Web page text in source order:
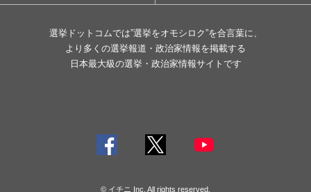
選挙ドットコムでは”選挙をオモシロク”を合言葉に、
より多くの選挙報道・政治家情報を掲載する
日本最大級の選挙・政治家情報サイトです
© イチニ Inc. All rights reserved.